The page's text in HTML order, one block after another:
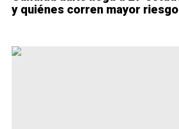
y quiénes corren mayor riesgo